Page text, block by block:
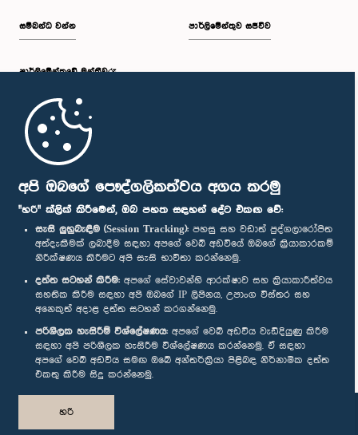
අපි ඔබගේ පෞද්ගලිකත්වය අගය කරමු
"හරි" ක්ලික් කිරීමෙන්, ඔබ පහත සඳහන් දේට එකඟ වේ:
සැසි ලුහුබැඳීම (Session Tracking): පහසු සහ වඩාත් පුද්ගලාරෝපිත
අත්දැකීමක් ලබාදීම සඳහා අපගේ වෙබ් අඩවියේ ඔබගේ ක්‍රියාකාරකම්
නිරීක්ෂණය කිරීමට අපි සැසි භාවිතා කරන්නෙමු.
දත්ත සටහන් කිරීම: අපගේ සේවාවන්හි ආරක්ෂාව සහ ක්‍රියාකාරීත්වය
සහතික කිරීම සඳහා අපි ඔබගේ IP ලිපිනය, උපාංග විස්තර සහ
අනෙකුත් අදාළ දත්ත සටහන් කරගන්නෙමු.
පරිශීලක හැසිරීම් විශ්ලේෂණය: අපගේ වෙබ් අඩවිය වැඩිදියුණු කිරීම
සඳහා අපි පරිශීලක හැසිරීම විශ්ලේෂණය කරන්නෙමු. ඒ සඳහා
අපගේ වෙබ් අඩවිය සමඟ ඔබේ අන්තර්ක්‍රියා පිළිබඳ නිර්නාමික දත්ත
එකතු කිරීම සිදු කරන්නෙමු.
හරි
සම්බන්ධ වන්න
පාර්ලි‌මේන්තුවේ මන්ත්‍රීවරු
මුල් පිටුව
පාර්ලිමේන්තුව සජීවීව
පාර්ලිමේන්තු ජංගම යෙදුම
අප හා සම්බන්ධ වී සිටින්න :
සම්මාන
පෞද්ගලිකත්ව ප්‍රතිපත්තිය